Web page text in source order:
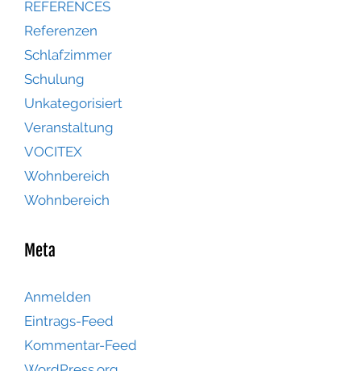
REFERENCES
Referenzen
Schlafzimmer
Schulung
Unkategorisiert
Veranstaltung
VOCITEX
Wohnbereich
Wohnbereich
Meta
Anmelden
Eintrags-Feed
Kommentar-Feed